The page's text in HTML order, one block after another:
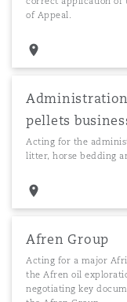
of Appeal.
pellets
Acting for the
litter, horse bedding
Afren Group
Acting for a major
the Afren oil
negotiating key